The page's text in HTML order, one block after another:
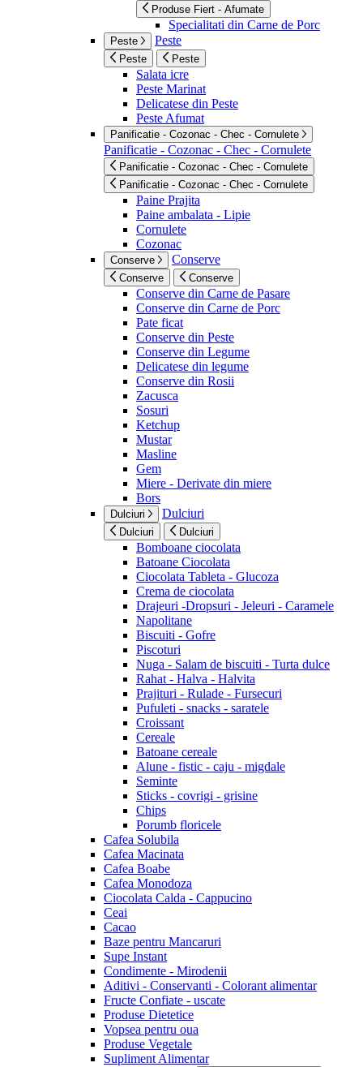
Produse Fiert - Afumate
Specialitati din Carne de Porc
Peste Peste
Peste Peste
Salata icre
Peste Marinat
Delicatese din Peste
Peste Afumat
Panificatie - Cozonac - Chec - Cornulete
Panificatie - Cozonac - Chec - Cornulete
Panificatie - Cozonac - Chec - Cornulete
Panificatie - Cozonac - Chec - Cornulete
Paine Prajita
Paine ambalata - Lipie
Cornulete
Cozonac
Conserve Conserve
Conserve Conserve
Conserve din Carne de Pasare
Conserve din Carne de Porc
Pate ficat
Conserve din Peste
Conserve din Legume
Delicatese din legume
Conserve din Rosii
Zacusca
Sosuri
Ketchup
Mustar
Masline
Gem
Miere - Derivate din miere
Bors
Dulciuri Dulciuri
Dulciuri Dulciuri
Bomboane ciocolata
Batoane Ciocolata
Ciocolata Tableta - Glucoza
Crema de ciocolata
Drajeuri -Dropsuri - Jeleuri - Caramele
Napolitane
Biscuiti - Gofre
Piscoturi
Nuga - Salam de biscuiti - Turta dulce
Rahat - Halva - Halvita
Prajituri - Rulade - Fursecuri
Pufuleti - snacks - saratele
Croissant
Cereale
Batoane cereale
Alune - fistic - caju - migdale
Seminte
Sticks - covrigi - grisine
Chips
Porumb floricele
Cafea Solubila
Cafea Macinata
Cafea Boabe
Cafea Monodoza
Ciocolata Calda - Cappucino
Ceai
Cacao
Baze pentru Mancaruri
Supe Instant
Condimente - Mirodenii
Aditivi - Conservanti - Colorant alimentar
Fructe Confiate - uscate
Produse Dietetice
Vopsea pentru oua
Produse Vegetale
Supliment Alimentar